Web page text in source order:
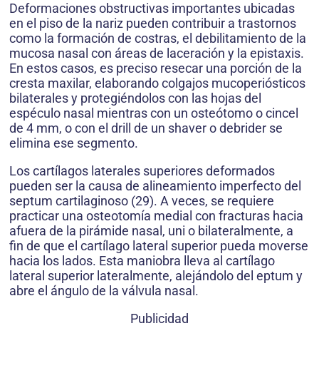
Deformaciones obstructivas importantes ubicadas
en el piso de la nariz pueden contribuir a trastornos
como la formación de costras, el debilitamiento de la
mucosa nasal con áreas de laceración y la epistaxis.
En estos casos, es preciso resecar una porción de la
cresta maxilar, elaborando colgajos mucoperiósticos
bilaterales y protegiéndolos con las hojas del
espéculo nasal mientras con un osteótomo o cincel
de 4 mm, o con el drill de un shaver o debrider se
elimina ese segmento.
Los cartílagos laterales superiores deformados
pueden ser la causa de alineamiento imperfecto del
septum cartilaginoso (29). A veces, se requiere
practicar una osteotomía medial con fracturas hacia
afuera de la pirámide nasal, uni o bilateralmente, a
fin de que el cartílago lateral superior pueda moverse
hacia los lados. Esta maniobra lleva al cartílago
lateral superior lateralmente, alejándolo del eptum y
abre el ángulo de la válvula nasal.
Publicidad